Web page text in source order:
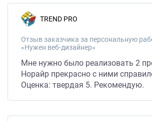
TREND PRO
Отзыв заказчика за персональную
«Нужен веб-дизайнер»
Мне нужно было реализовать 2
Норайр прекрасно с ними
Оценка: твердая 5. Рекомендую.